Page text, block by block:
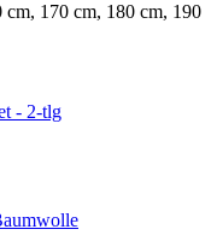
170 cm, 180 cm, 190
- 2-tlg